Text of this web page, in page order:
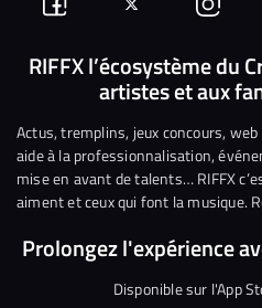
Suivez-
nous
Facebook
Suivez-
nous
sur
Twitter
Nous
sur
RIFFX l’écosystème du
artistes et aux
Actus, tremplins, jeux concours, web
aide à la professionnalisation,
mise en avant de talents… RIFFX
aiment et ceux qui font la musique.
Prolongez l'expérience
Disponible sur l'App